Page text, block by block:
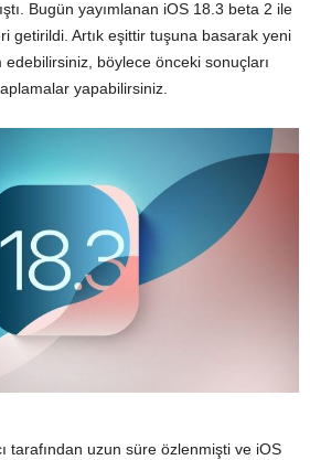
Bugün yayımlanan iOS 18.3 beta 2 ile
getirildi. Artık eşittir tuşuna basarak yeni
böylece önceki sonuçları
yapabilirsiniz.
tarafından uzun süre özlenmişti ve iOS